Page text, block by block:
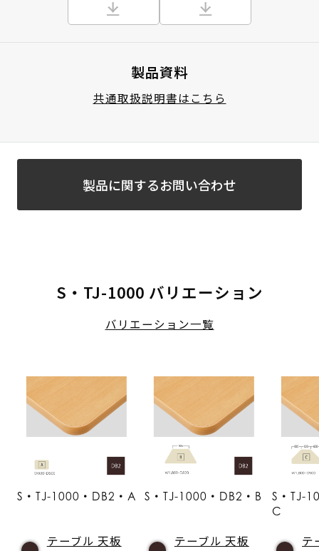
製品資料
共通取扱説明書はこちら
製品に関するお問い合わせ
S・TJ-1000 バリエーション
バリエーション一覧
S・TJ-1000・DB2・A
テーブル 天板
S・TJ-1000・DB2・B
テーブル 天板
S・TJ-
C
テ